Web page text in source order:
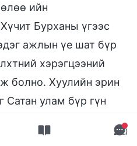
ийн
Бурханы үгээс
ажлын үе шат бүр
хэрэгцээний
болно. Хуулийн эрин
Сатан улам бүр гүн
зөрчиж, чулуу